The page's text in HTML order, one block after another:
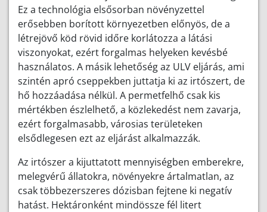
Ez a technológia elsősorban növényzettel
erősebben borított környezetben előnyös, de a
létrejövő köd rövid időre korlátozza a látási
viszonyokat, ezért forgalmas helyeken kevésbé
használatos. A másik lehetőség az ULV eljárás, ami
szintén apró cseppekben juttatja ki az irtószert, de
hő hozzáadása nélkül. A permetfelhő csak kis
mértékben észlelhető, a közlekedést nem zavarja,
ezért forgalmasabb, városias területeken
elsődlegesen ezt az eljárást alkalmazzák.
Az irtószer a kijuttatott mennyiségben emberekre,
melegvérű állatokra, növényekre ártalmatlan, az
csak többezerszeres dózisban fejtene ki negatív
hatást. Hektáronként mindössze fél litert